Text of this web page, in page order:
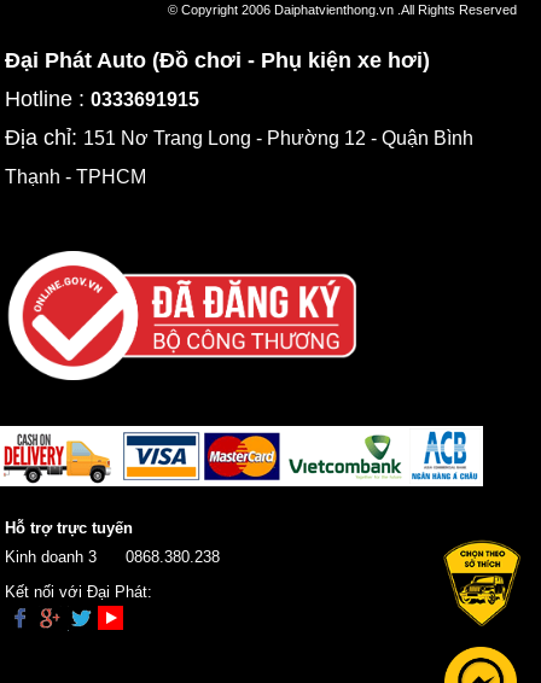
© Copyright 2006 Daiphatvienthong.vn .All Rights Reserved
Đại Phát Auto (Đồ chơi - Phụ kiện xe hơi)
Hotline :0333691915
Địa chỉ: 151 Nơ Trang Long - Phường 12 - Quận Bình
Thạnh - TPHCM
Hỗ trợ trực tuyến
Kinh doanh 3
0868.380.238
Kết nối với Đại Phát: